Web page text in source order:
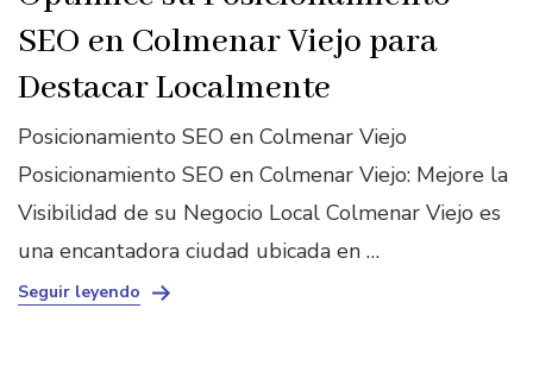
SEO en Colmenar Viejo para
Destacar Localmente
Posicionamiento SEO en Colmenar Viejo
Posicionamiento SEO en Colmenar Viejo: Mejore la
Visibilidad de su Negocio Local Colmenar Viejo es
una encantadora ciudad ubicada en …
Seguir leyendo